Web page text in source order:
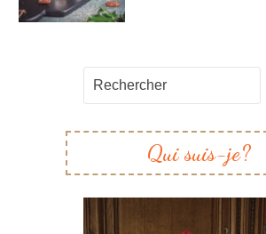
Qui suis-je?